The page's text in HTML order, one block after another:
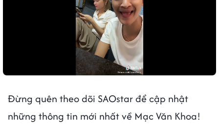
Đừng quên theo dõi SAOstar để cập nhật
những thông tin mới nhất về Mạc Văn Khoa!